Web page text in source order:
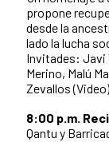
propone
desde la
lado la lucha
Invitades: Javi
Merino, Malú
Zevallos (Video)
8:00 p.m.
Qantu y